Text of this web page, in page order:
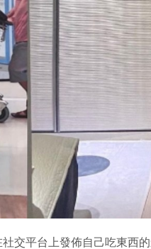
交平台上發佈自己吃東西